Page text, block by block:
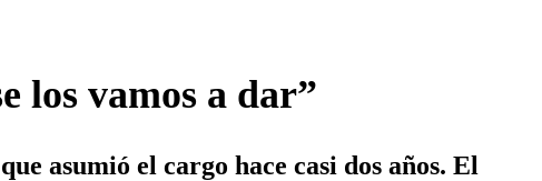
los vamos a dar”
asumió el cargo hace casi dos años. El